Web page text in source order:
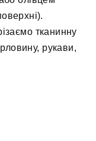
тканинну
рукави,